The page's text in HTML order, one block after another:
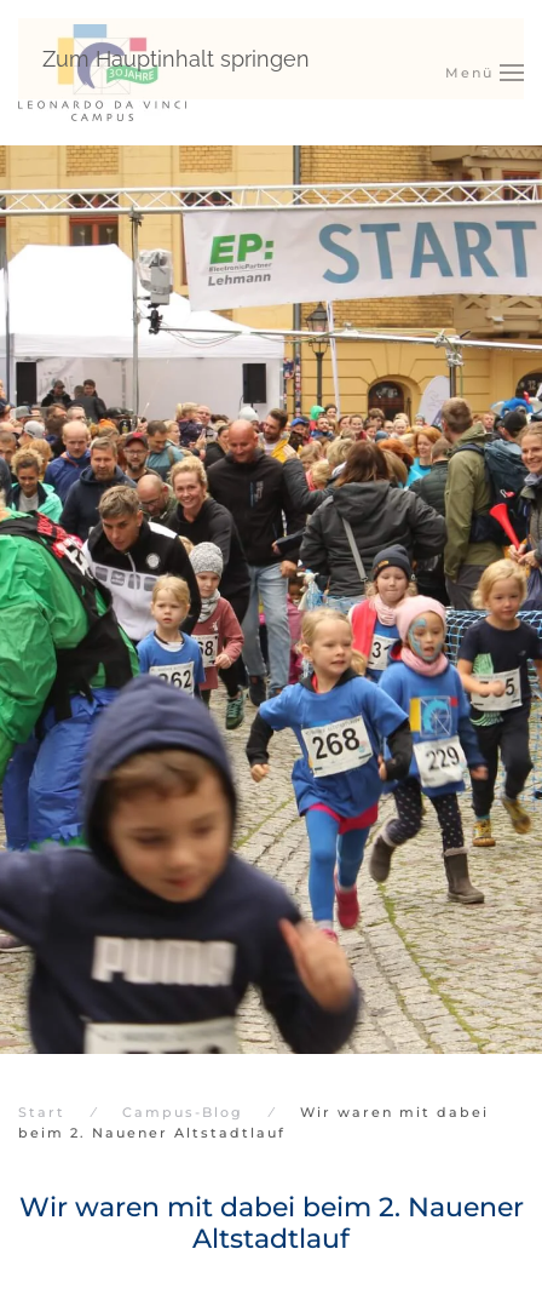
Zum Hauptinhalt springen
Menü
Start Campus-Blog
Wir waren mit dabei
beim 2. Nauener Altstadtlauf
Wir waren mit dabei beim 2. Nauener
Altstadtlauf